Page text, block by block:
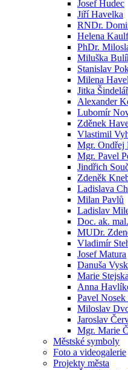
Josef Hudec
Jiří Havelka
RNDr.
Helena
PhDr.
Miluška
Stanislav
Milena
Jitka
Alexander
Lubomír
Zděnek
Vlastimil
Mgr. Ondřej
Mgr. Pavel
Jindřich
Zdeněk
Ladislava
Milan Pavlů
Ladislav
Doc. ak.
MUDr.
Vladimír
Josef Matura
Danuša
Marie
Anna
Pavel Nosek
Miloslav
Jaroslav
Mgr. Marie
Městské symboly
Foto a videogalerie
Projekty města